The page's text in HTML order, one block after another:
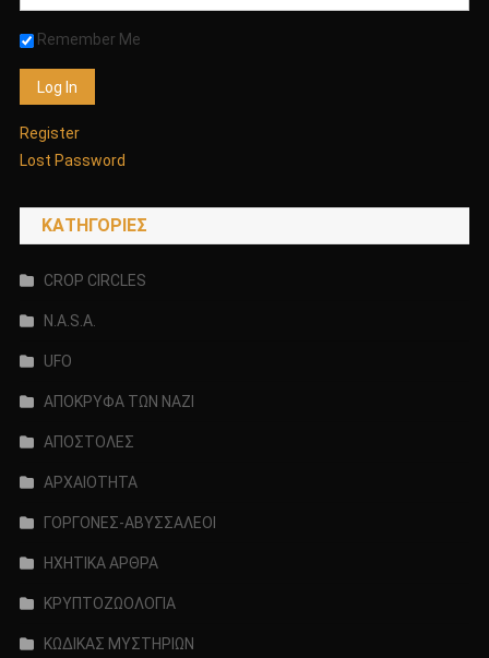
Remember Me
Register
Lost Password
KΑΤΗΓΟΡΊΕΣ
CROP CIRCLES
N.A.S.A.
UFO
ΑΠΟΚΡΥΦΑ ΤΩΝ ΝΑΖΙ
ΑΠΟΣΤΟΛΕΣ
ΑΡΧΑΙΟΤΗΤΑ
ΓΟΡΓΟΝΕΣ-ΑΒΥΣΣΑΛΕΟΙ
ΗΧΗΤΙΚΑ ΑΡΘΡΑ
ΚΡΥΠΤΟΖΩΟΛΟΓΙΑ
ΚΩΔΙΚΑΣ ΜΥΣΤΗΡΙΩΝ